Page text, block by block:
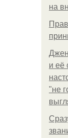
на
и её
"не